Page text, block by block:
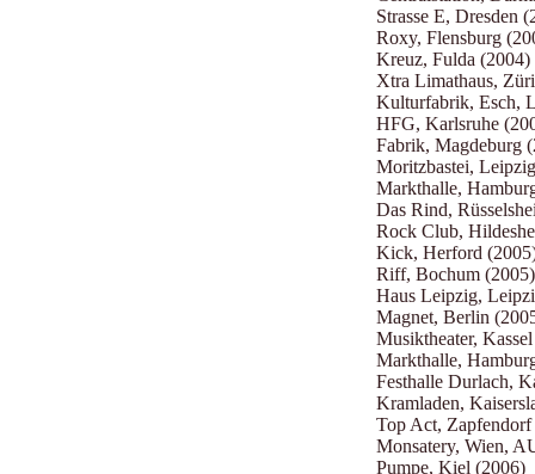
Strasse E, Dresden
Roxy, Flensburg
Kreuz, Fulda (2004)
Xtra Limathaus,
Kulturfabrik, Esch,
HFG, Karlsruhe
Fabrik, Magdeburg
Moritzbastei,
Markthalle,
Das Rind,
Rock Club,
Kick, Herford
Riff, Bochum (2005)
Haus Leipzig,
Magnet, Berlin
Musiktheater,
Markthalle,
Festhalle Durlach,
Kramladen,
Top Act,
Monsatery, Wien,
Pumpe, Kiel (2006)